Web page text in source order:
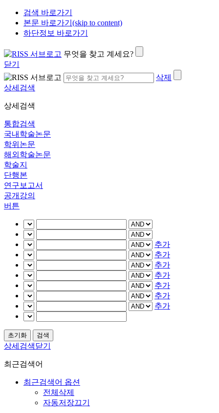
검색 바로가기
본문 바로가기(skip to content)
하단정보 바로가기
무엇을 찾고 계세요?
닫기
삭제
상세검색
상세검색
통합검색
국내학술논문
학위논문
해외학술논문
학술지
단행본
연구보고서
공개강의
버튼
추가
추가
추가
추가
추가
추가
추가
상세검색닫기
최근검색어
최근검색어 옵션
전체삭제
자동저장끄기